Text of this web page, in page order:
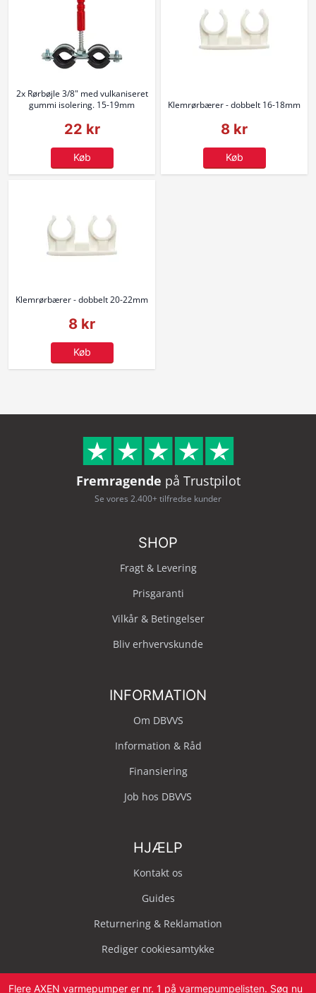
2x Rørbøjle 3/8" med vulkaniseret
gummi isolering. 15-19mm
22 kr
Køb
Klemrørbærer - dobbelt 16-18mm
8 kr
Køb
Klemrørbærer - dobbelt 20-22mm
8 kr
Køb
Fremragende på Trustpilot
Se vores 2.400+ tilfredse kunder
SHOP
Fragt & Levering
Prisgaranti
Vilkår & Betingelser
Bliv erhvervskunde
INFORMATION
Om DBVVS
Information & Råd
Finansiering
Job hos DBVVS
HJÆLP
Kontakt os
Guides
Returnering & Reklamation
Rediger cookiesamtykke
Flere AXEN varmepumper er nr. 1 på varmepumpelisten. Søg nu